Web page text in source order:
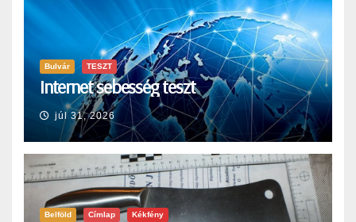
Bulvár TESZT
Internet sebesség teszt
júl 31, 2026
Belföld Címlap Kékfény